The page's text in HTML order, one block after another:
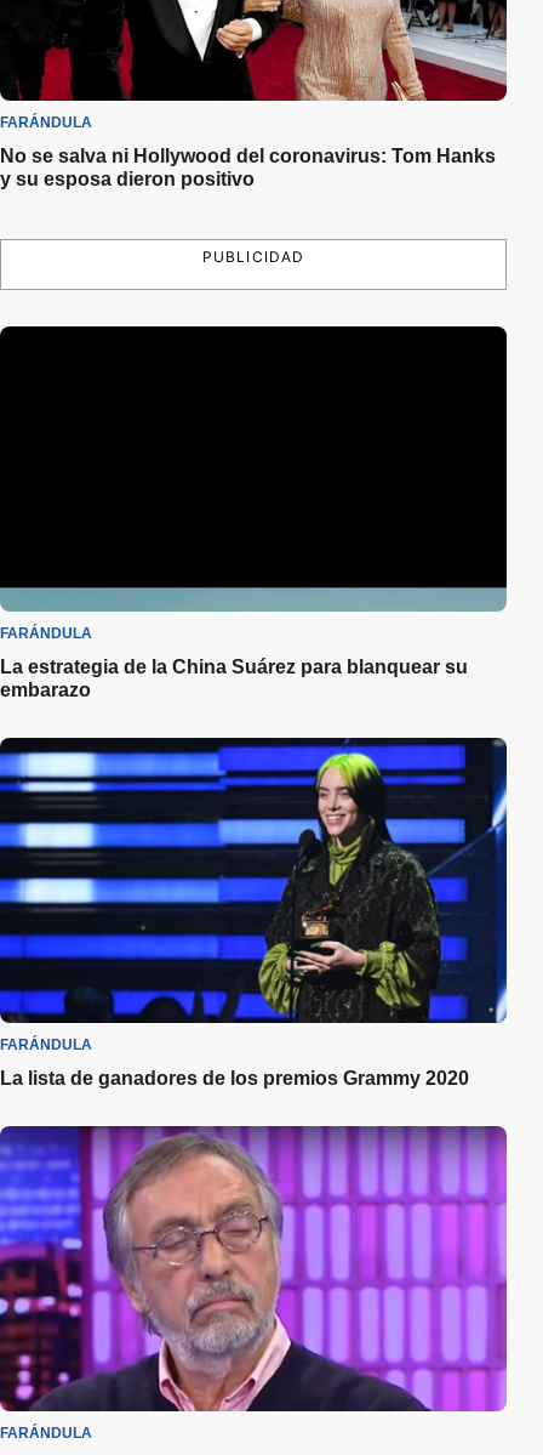
FARÁNDULA
No se salva ni Hollywood del coronavirus: Tom Hanks
y su esposa dieron positivo
PUBLICIDAD
FARÁNDULA
La estrategia de la China Suárez para blanquear su
embarazo
FARÁNDULA
La lista de ganadores de los premios Grammy 2020
FARÁNDULA